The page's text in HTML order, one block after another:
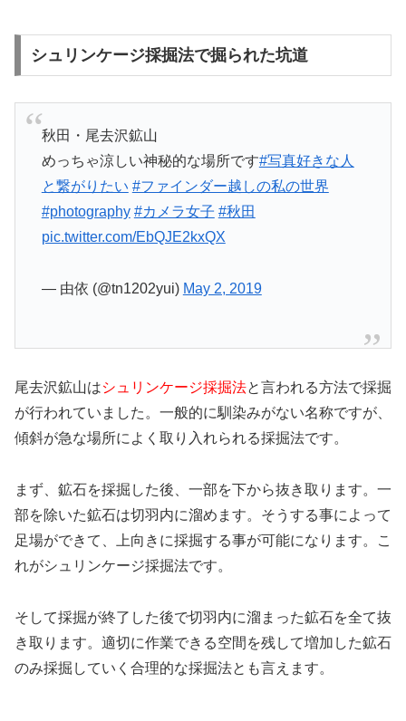
シュリンケージ採掘法で掘られた坑道
秋田・尾去沢鉱山
めっちゃ涼しい神秘的な場所です#写真好きな人
と繋がりたい #ファインダー越しの私の世界
#photography #カメラ女子 #秋田
pic.twitter.com/EbQJE2kxQX
— 由依 (@tn1202yui) May 2, 2019
尾去沢鉱山はシュリンケージ採掘法と言われる方法で採掘
が行われていました。一般的に馴染みがない名称ですが、
傾斜が急な場所によく取り入れられる採掘法です。
まず、鉱石を採掘した後、一部を下から抜き取ります。一
部を除いた鉱石は切羽内に溜めます。そうする事によって
足場ができて、上向きに採掘する事が可能になります。こ
れがシュリンケージ採掘法です。
そして採掘が終了した後で切羽内に溜まった鉱石を全て抜
き取ります。適切に作業できる空間を残して増加した鉱石
のみ採掘していく合理的な採掘法とも言えます。